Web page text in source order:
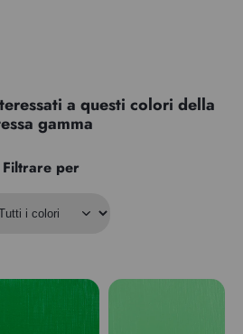
a questi colori della
gamma
Filtrare per